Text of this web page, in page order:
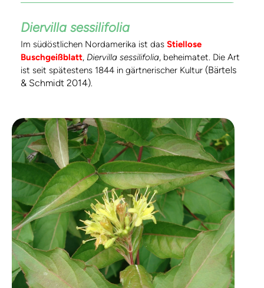
Diervilla sessilifolia
Im südöstlichen Nordamerika ist das Stiellose
Buschgeißblatt, Diervilla sessilifolia, beheimatet. Die Art
ist seit spätestens 1844 in gärtnerischer Kultur (Bärtels
& Schmidt 2014).